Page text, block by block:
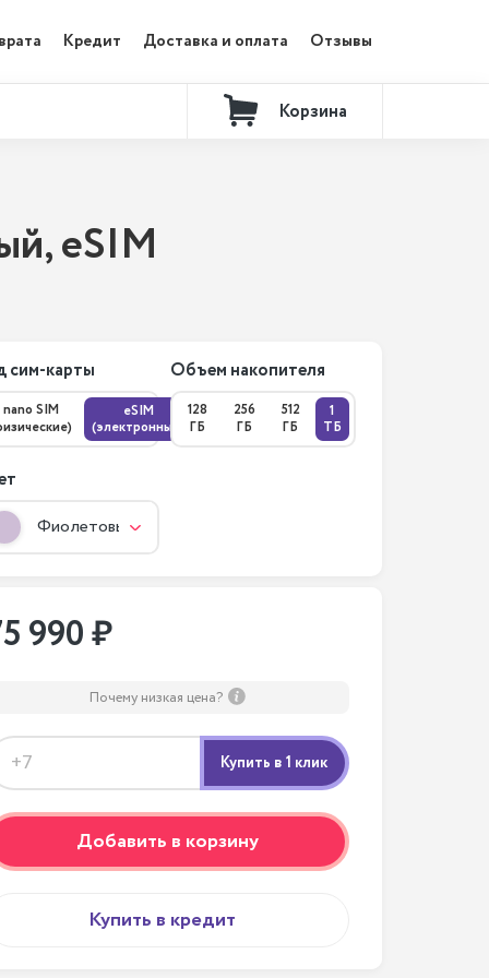
Кредит Доставка и оплата Отзывы
Контакты
Корзина
eSIM
сим-карты
nano SIM
eSIM
(электронные)
Объем накопителя
128
ГБ
256
ГБ
512
ГБ
1
ТБ
Фиолетовый
990 ₽
Почему низкая цена?
Добавить в корзину
Купить в кредит